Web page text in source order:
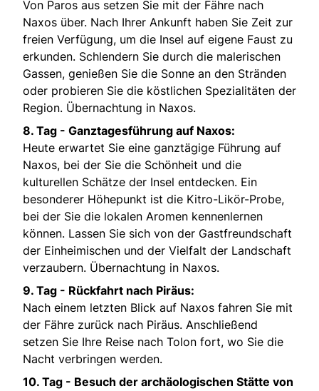
Von Paros aus setzen Sie mit der Fähre nach
Naxos über. Nach Ihrer Ankunft haben Sie Zeit zur
freien Verfügung, um die Insel auf eigene Faust zu
erkunden. Schlendern Sie durch die malerischen
Gassen, genießen Sie die Sonne an den Stränden
oder probieren Sie die köstlichen Spezialitäten der
Region. Übernachtung in Naxos.
8. Tag - Ganztagesführung auf Naxos:
Heute erwartet Sie eine ganztägige Führung auf
Naxos, bei der Sie die Schönheit und die
kulturellen Schätze der Insel entdecken. Ein
besonderer Höhepunkt ist die Kitro-Likör-Probe,
bei der Sie die lokalen Aromen kennenlernen
können. Lassen Sie sich von der Gastfreundschaft
der Einheimischen und der Vielfalt der Landschaft
verzaubern. Übernachtung in Naxos.
9. Tag - Rückfahrt nach Piräus:
Nach einem letzten Blick auf Naxos fahren Sie mit
der Fähre zurück nach Piräus. Anschließend
setzen Sie Ihre Reise nach Tolon fort, wo Sie die
Nacht verbringen werden.
10. Tag - Besuch der archäologischen Stätte von